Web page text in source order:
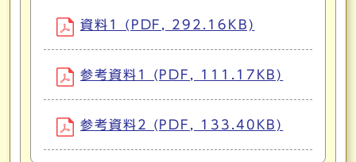
資料1 (PDF, 292.16KB)
参考資料1 (PDF, 111.17KB)
参考資料2 (PDF, 133.40KB)